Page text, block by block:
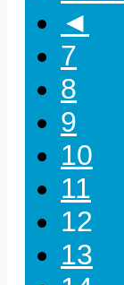
◄
7
8
9
10
11
12
13